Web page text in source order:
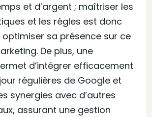
et d’argent ; maîtriser les
et les règles est donc
sa présence sur ce
De plus, une
d’intégrer efficacement
régulières de Google et
synergies avec d’autres
assurant une gestion